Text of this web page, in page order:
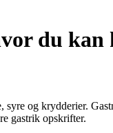
du kan
syre og krydderier.
gastrik opskrifter.